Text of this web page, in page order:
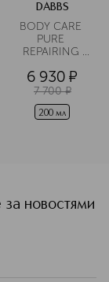
DABBS
BODY CARE
PURE
REPAIRING
6 930 ¤
7 700 ¤
200 мл
новостями